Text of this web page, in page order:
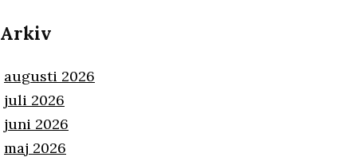
Arkiv
augusti 2026
juli 2026
juni 2026
maj 2026